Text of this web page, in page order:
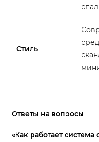
Стиль
Ответы на вопросы
«Как работает